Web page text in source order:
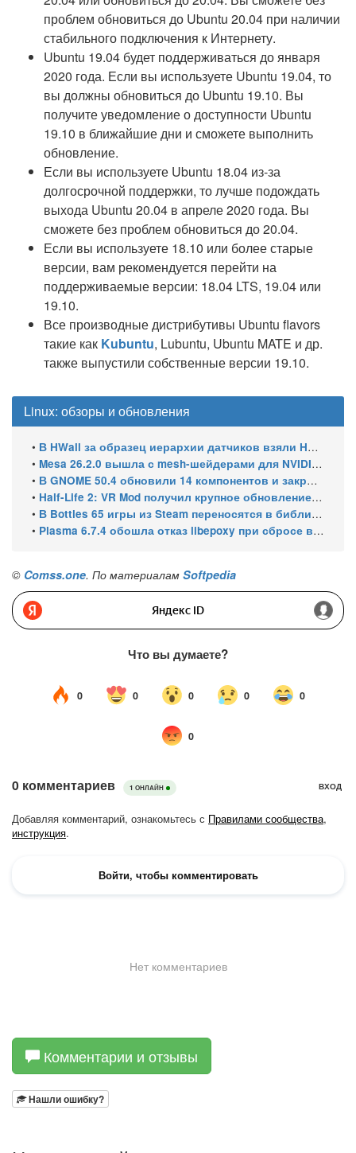
проблем обновиться до Ubuntu 20.04 при наличии
стабильного подключения к Интернету.
Ubuntu 19.04 будет поддерживаться до января
2020 года. Если вы используете Ubuntu 19.04, то
вы должны обновиться до Ubuntu 19.10. Вы
получите уведомление о доступности Ubuntu
19.10 в ближайшие дни и сможете выполнить
обновление.
Если вы используете Ubuntu 18.04 из-за
долгосрочной поддержки, то лучше подождать
выхода Ubuntu 20.04 в апреле 2020 года. Вы
сможете без проблем обновиться до 20.04.
Если вы используете 18.10 или более старые
версии, вам рекомендуется перейти на
поддерживаемые версии: 18.04 LTS, 19.04 или
19.10.
Все производные дистрибутивы Ubuntu flavors
такие как Kubuntu, Lubuntu, Ubuntu MATE и др.
также выпустили собственные версии 19.10.
Linux: обзоры и обновления
• В HWall за образец иерархии датчиков взяли HWiNFO64 из Windows
• Mesa 26.2.0 вышла с mesh-шейдерами для NVIDIA, OpenCL 3.1 и исправлениями для игр
• В GNOME 50.4 обновили 14 компонентов и закрыли уязвимости GDM
• Half-Life 2: VR Mod получил крупное обновление и статус Steam Frame Verified
• В Bottles 65 игры из Steam переносятся в библиотеку автоматически
• Plasma 6.7.4 обошла отказ libepoxy при сбросе видеокарты
© Comss.one. По материалам Softpedia
Комментарии и отзывы
Нашли ошибку?